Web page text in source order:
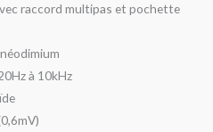
raccord multipas et pochette
à 10kHz